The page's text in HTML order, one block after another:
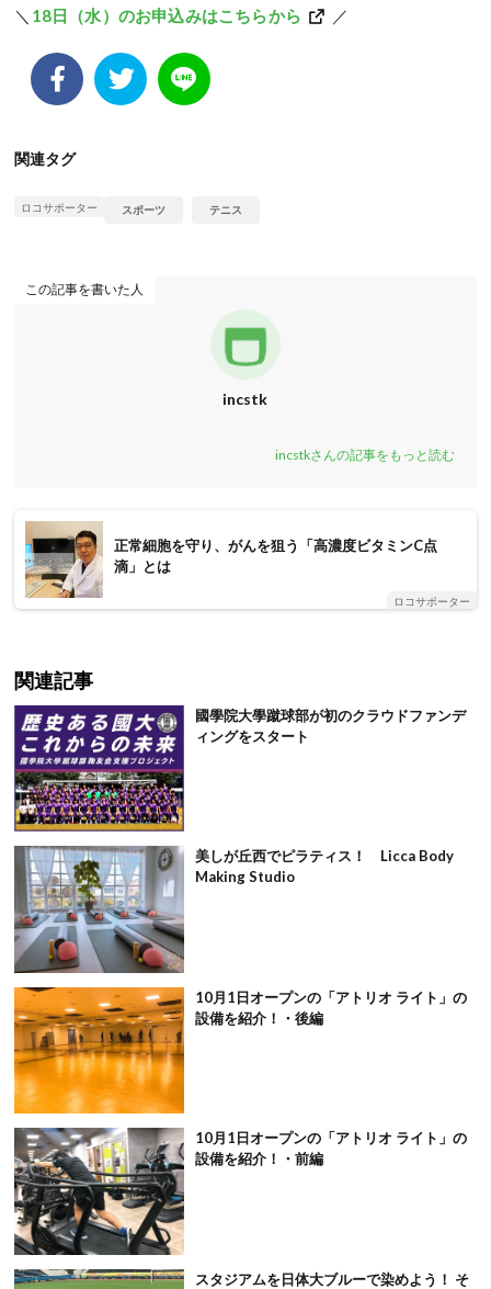
＼ 18日（水）のお申込みはこちらから ／
関連タグ
ロコサポーター スポーツ テニス
この記事を書いた人
incstk
incstkさんの記事をもっと読む
正常細胞を守り、がんを狙う「高濃度ビタミンC点
滴」とは
ロコサポーター
関連記事
國學院大學蹴球部が初のクラウドファンデ
ィングをスタート
美しが丘西でピラティス！ Licca Body
Making Studio
10月1日オープンの「アトリオ ライト」の
設備を紹介！・後編
10月1日オープンの「アトリオ ライト」の
設備を紹介！・前編
スタジアムを日体大ブルーで染めよう！ そ